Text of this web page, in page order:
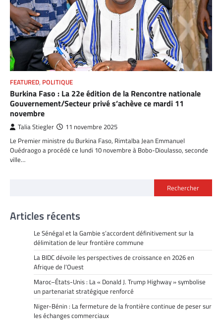
FEATURED, POLITIQUE
Burkina Faso : La 22e édition de la Rencontre nationale
Gouvernement/Secteur privé s’achève ce mardi 11
novembre
Talia Stiegler 11 novembre 2025
Le Premier ministre du Burkina Faso, Rimtalba Jean Emmanuel
Ouédraogo a procédé ce lundi 10 novembre à Bobo-Dioulasso, seconde
ville…
Rechercher
Articles récents
Le Sénégal et la Gambie s’accordent définitivement sur la
délimitation de leur frontière commune
La BIDC dévoile les perspectives de croissance en 2026 en
Afrique de l’Ouest
Maroc–États-Unis : La « Donald J. Trump Highway » symbolise
un partenariat stratégique renforcé
Niger-Bénin : La fermeture de la frontière continue de peser sur
les échanges commerciaux